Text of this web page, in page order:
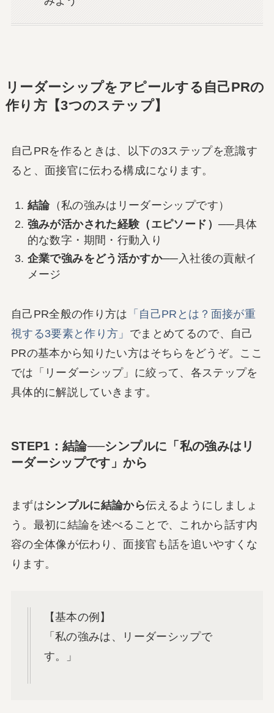
リーダーシップをアピールする自己PRの
作り方【3つのステップ】
自己PRを作るときは、以下の3ステップを意識す
ると、面接官に伝わる構成になります。
結論（私の強みはリーダーシップです）
強みが活かされた経験（エピソード） ──具体
的な数字・期間・行動入り
企業で強みをどう活かすか──入社後の貢献イ
メージ
自己PR全般の作り方は 「自己PRとは？面接が重
視する3要素と作り方」 でまとめてるので、自己
PRの基本から知りたい方はそちらをどうぞ。ここ
では「リーダーシップ」に絞って、各ステップを
具体的に解説していきます。
STEP1：結論──シンプルに「私の強みはリ
ーダーシップです」から
まずはシンプルに結論から伝えるようにしましょ
う。最初に結論を述べることで、これから話す内
容の全体像が伝わり、面接官も話を追いやすくな
ります。
【基本の例】
「私の強みは、リーダーシップで
す。」